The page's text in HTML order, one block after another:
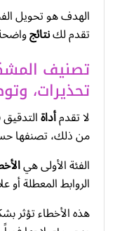
الهدف هو تحويل
تقدم لكنتائج
تصنيف
تحذيرات،
لا تقدمأداة
من ذلك، تصنفها
الفئة الأولى هي
الروابط المعطلة أو
هذه الأخطاء تؤثر